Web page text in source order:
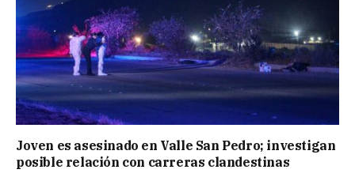
Joven es asesinado en Valle San Pedro; investigan
posible relación con carreras clandestinas